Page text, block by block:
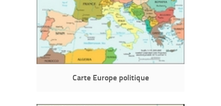
Carte Europe politique